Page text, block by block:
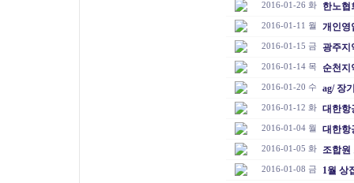
2016-01-26 화 한노협
2016-01-11 월 개인영
2016-01-15 금 광주지
2016-01-14 목 순천지
2016-01-20 수 ag/ 장
2016-01-12 화 대한항
2016-01-04 월 대한항
2016-01-05 화 조합원
2016-01-08 금 1월 상